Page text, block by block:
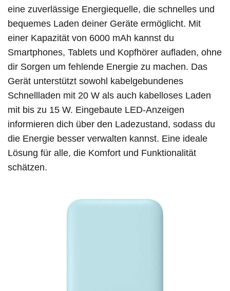
eine zuverlässige Energiequelle, die schnelles und
bequemes Laden deiner Geräte ermöglicht. Mit
einer Kapazität von 6000 mAh kannst du
Smartphones, Tablets und Kopfhörer aufladen, ohne
dir Sorgen um fehlende Energie zu machen. Das
Gerät unterstützt sowohl kabelgebundenes
Schnellladen mit 20 W als auch kabelloses Laden
mit bis zu 15 W. Eingebaute LED-Anzeigen
informieren dich über den Ladezustand, sodass du
die Energie besser verwalten kannst. Eine ideale
Lösung für alle, die Komfort und Funktionalität
schätzen.